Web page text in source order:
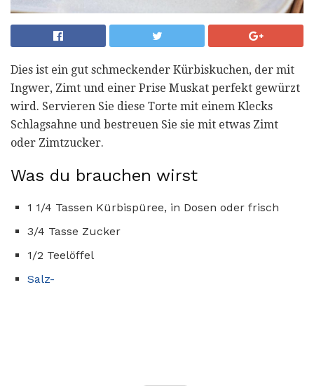
Dies ist ein gut schmeckender Kürbiskuchen, der mit
Ingwer, Zimt und einer Prise Muskat perfekt gewürzt
wird. Servieren Sie diese Torte mit einem Klecks
Schlagsahne und bestreuen Sie sie mit etwas Zimt
oder Zimtzucker.
Was du brauchen wirst
1 1/4 Tassen Kürbispüree, in Dosen oder frisch
3/4 Tasse Zucker
1/2 Teelöffel
Salz-